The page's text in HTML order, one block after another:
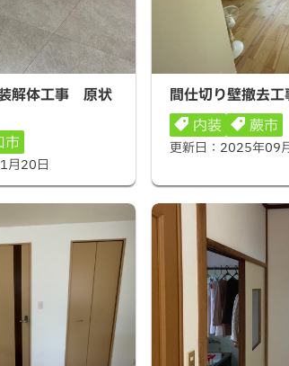
体工事 原状回復
解体工事 原状
市
月20日
間仕切り壁撤去工事
間仕切り壁撤去工
内装
蕨市
更新日： 2025年09